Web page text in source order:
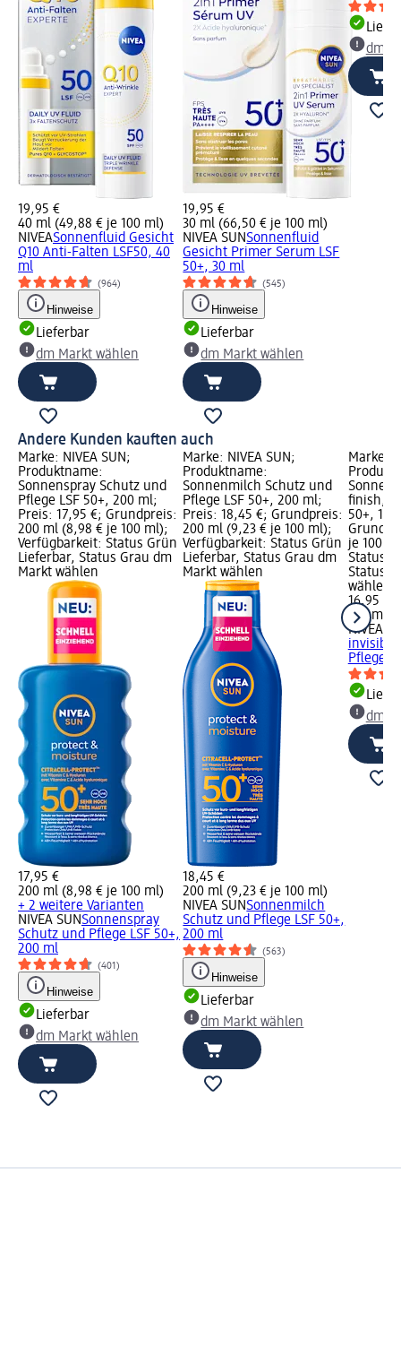
19,95 €
40 ml (49,88 € je 100 ml)
NIVEASonnenfluid Gesicht
Q10 Anti-Falten LSF50, 40
ml
(964)
Hinweise
Lieferbar
dm Markt wählen
19,95 €
30 ml (66,50 € je 100 ml)
NIVEA SUNSonnenfluid
Gesicht Primer Serum LSF
50+, 30 ml
(545)
Hinweise
Lieferbar
dm Markt wählen
dm
Andere Kunden kauften auch
Marke: NIVEA SUN;
Produktname:
Sonnenspray Schutz und
Pflege LSF 50+, 200 ml;
Preis: 17,95 €; Grundpreis:
200 ml (8,98 € je 100 ml);
Verfügbarkeit: Status Grün
Lieferbar, Status Grau dm
Markt wählen
17,95 €
200 ml (8,98 € je 100 ml)
+ 2 weitere Varianten
NIVEA SUNSonnenspray
Schutz und Pflege LSF 50+,
200 ml
(401)
Hinweise
Lieferbar
dm Markt wählen
Marke: NIVEA SUN;
Produktname:
Sonnenmilch Schutz und
Pflege LSF 50+, 200 ml;
Preis: 18,45 €; Grundpreis:
200 ml (9,23 € je 100 ml);
Verfügbarkeit: Status Grün
Lieferbar, Status Grau dm
Markt wählen
18,45 €
200 ml (9,23 € je 100 ml)
NIVEA SUNSonnenmilch
Schutz und Pflege LSF 50+,
200 ml
(563)
Hinweise
Lieferbar
dm Markt wählen
Marke:
finish,
50+,
je 100
Status
Status
wählen
16,95 €
150 ml
NIVEA
invisible
dm